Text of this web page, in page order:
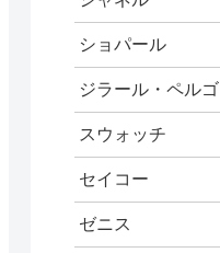
ショパール
ジラール・ペルゴ
スウォッチ
セイコー
ゼニス